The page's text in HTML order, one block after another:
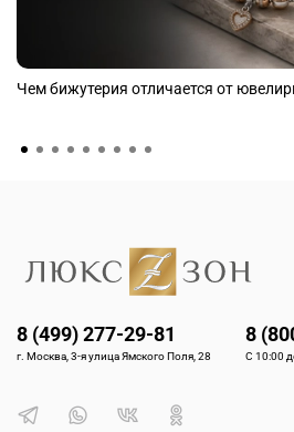
Чем бижутерия отличается от
8 (499) 277-29-81
г. Москва, 3-я улица Ямского Поля, 28
8
С 10:00